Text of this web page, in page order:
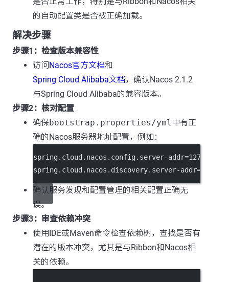
的自动配置类是否被正确加载。
解决步骤
步骤1：检查版本兼容性
访问Nacos官方文档和
Spring Cloud Alibaba文档，确认Nacos 2.1.2
与Spring Cloud Alibaba的兼容版本。
步骤2：核对配置
确保bootstrap.properties/yml 中有正
确的Nacos服务器地址配置，例如：
spring.cloud.nacos.config.server-addr
spring.cloud.nacos.discovery.server-addr
确认服务发现和配置管理的相关配置正确无
误。
步骤3：审查依赖冲突
使用IDE或Maven命令检查依赖树，查找是否有
潜在的版本冲突，尤其是与Ribbon和Nacos相
关的依赖。